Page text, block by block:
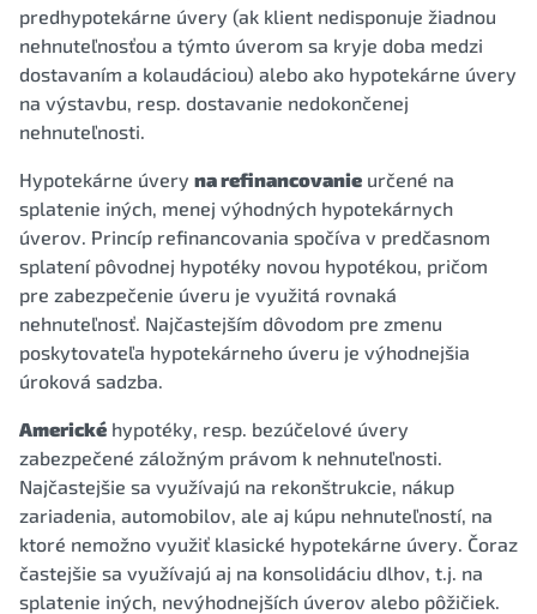
predhypotekárne úvery (ak klient nedisponuje žiadnou
nehnuteľnosťou a týmto úverom sa kryje doba medzi
dostavaním a kolaudáciou) alebo ako hypotekárne úvery
na výstavbu, resp. dostavanie nedokončenej
nehnuteľnosti.
Hypotekárne úvery na refinancovanie určené na
splatenie iných, menej výhodných hypotekárnych
úverov. Princíp refinancovania spočíva v predčasnom
splatení pôvodnej hypotéky novou hypotékou, pričom
pre zabezpečenie úveru je využitá rovnaká
nehnuteľnosť. Najčastejším dôvodom pre zmenu
poskytovateľa hypotekárneho úveru je výhodnejšia
úroková sadzba.
Americké hypotéky, resp. bezúčelové úvery
zabezpečené záložným právom k nehnuteľnosti.
Najčastejšie sa využívajú na rekonštrukcie, nákup
zariadenia, automobilov, ale aj kúpu nehnuteľností, na
ktoré nemožno využiť klasické hypotekárne úvery. Čoraz
častejšie sa využívajú aj na konsolidáciu dlhov, t.j. na
splatenie iných, nevýhodnejších úverov alebo pôžičiek.